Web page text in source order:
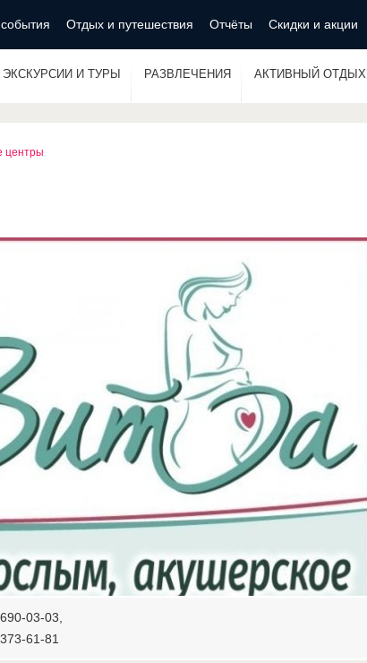
Отдых и путешествия Отчёты Скидки и акции
ЭКСКУРСИИ И ТУРЫ РАЗВЛЕЧЕНИЯ АКТИВНЫЙ ОТДЫХ
центры
03-03,
61-81